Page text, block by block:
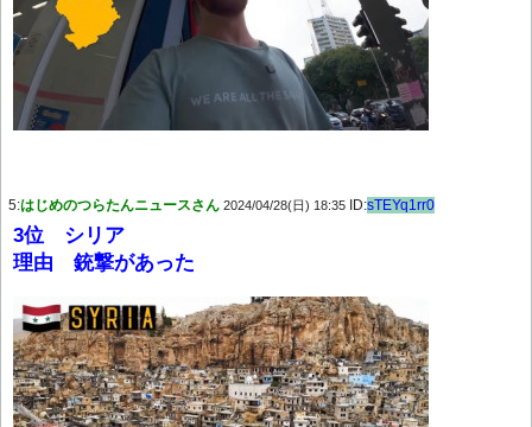
5:はじめのつらたんニュースさん 2024/04/28(日) 18:35 ID:sTEYq1rr0
3位 シリア
理由 銃撃があった